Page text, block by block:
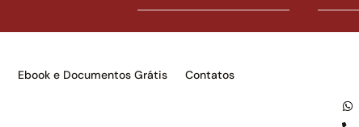
Ebook e Documentos Grátis Contatos